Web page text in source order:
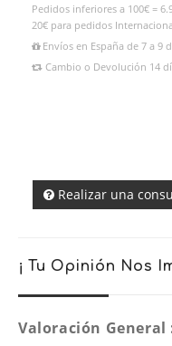
Pedidos inferiores a 100€ =
20€ para pedidos
Envíos en España de 7 a 9
Cambio o Devolución 14
Realizar una
¡ Tu Opinión Nos
Valoración General